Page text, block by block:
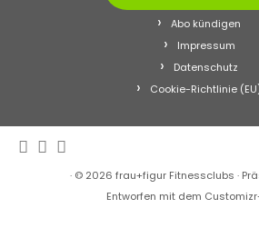
Abo kündigen
Impressum
Datenschutz
Cookie-Richtlinie
· © 2026 frau+figur Fitnessclubs ·
Entworfen mit dem